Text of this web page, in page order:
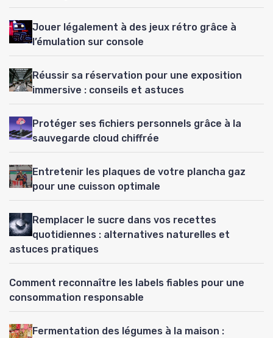
Jouer légalement à des jeux rétro grâce à
l’émulation sur console
Réussir sa réservation pour une exposition
immersive : conseils et astuces
Protéger ses fichiers personnels grâce à la
sauvegarde cloud chiffrée
Entretenir les plaques de votre plancha gaz
pour une cuisson optimale
Remplacer le sucre dans vos recettes
quotidiennes : alternatives naturelles et
astuces pratiques
Comment reconnaître les labels fiables pour une
consommation responsable
Fermentation des légumes à la maison :